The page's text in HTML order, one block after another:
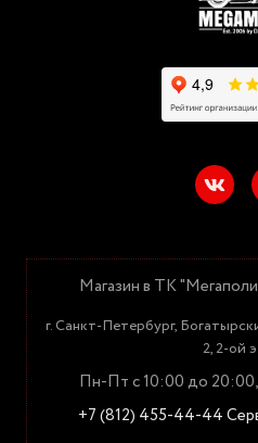
Магазин в ТК
г. Санкт-Петербург,
2, 2-ой
Пн-Пт с 10:00 до
+7 (812) 455-44-44